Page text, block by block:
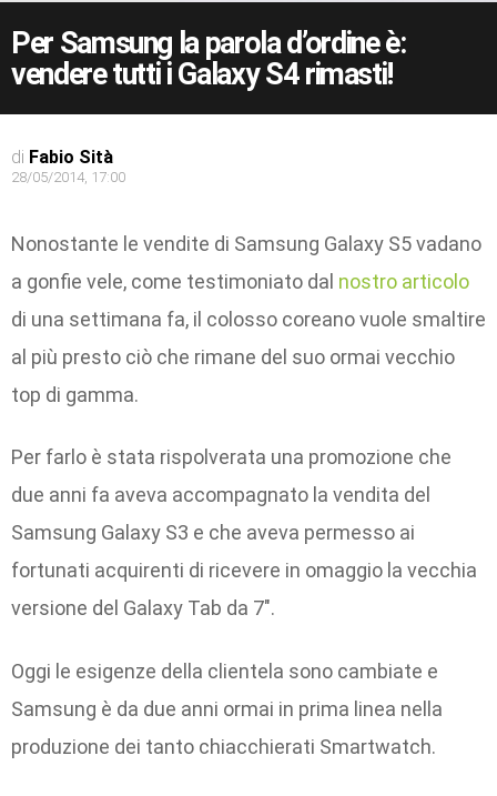
Per Samsung la parola d’ordine è:
vendere tutti i Galaxy S4 rimasti!
di Fabio Sità
28/05/2014, 17:00
Nonostante le vendite di Samsung Galaxy S5 vadano
a gonfie vele, come testimoniato dal nostro articolo
di una settimana fa, il colosso coreano vuole smaltire
al più presto ciò che rimane del suo ormai vecchio
top di gamma.
Per farlo è stata rispolverata una promozione che
due anni fa aveva accompagnato la vendita del
Samsung Galaxy S3 e che aveva permesso ai
fortunati acquirenti di ricevere in omaggio la vecchia
versione del Galaxy Tab da 7″.
Oggi le esigenze della clientela sono cambiate e
Samsung è da due anni ormai in prima linea nella
produzione dei tanto chiacchierati Smartwatch.